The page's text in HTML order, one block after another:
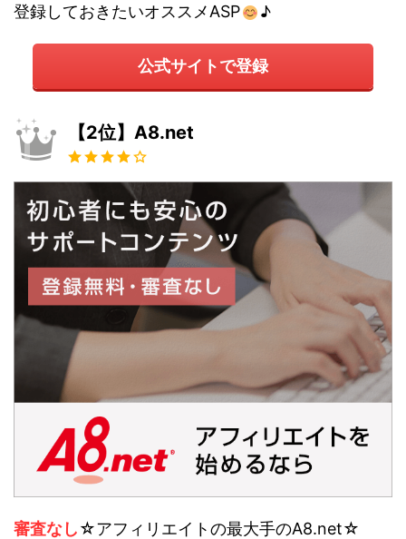
登録しておきたいオススメASP
♪
公式サイトで登録
【2位】A8.net
審査なし☆アフィリエイトの最大手のA8.net☆